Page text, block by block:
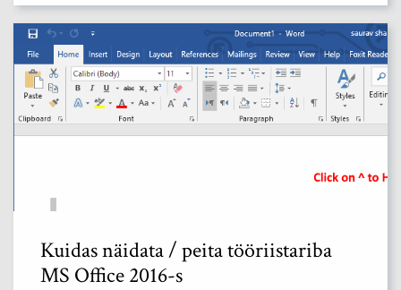
Kuidas näidata / peita tööriistariba
MS Office 2016-s